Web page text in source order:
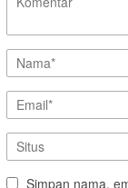
Simpan nama,